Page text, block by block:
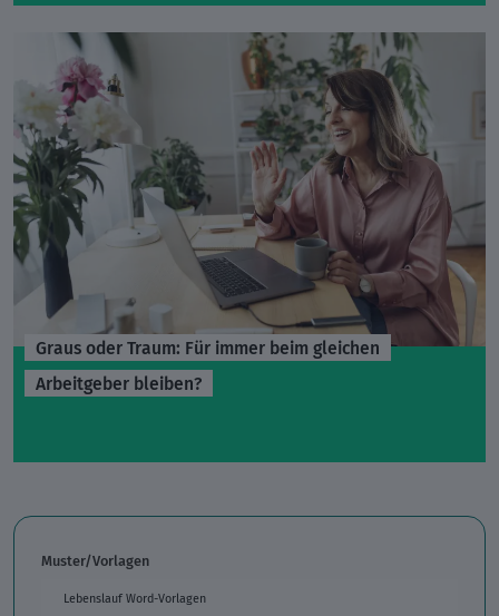
Graus oder Traum: Für immer beim gleichen
Arbeitgeber bleiben?
Muster/Vorlagen
Lebenslauf Word-Vorlagen